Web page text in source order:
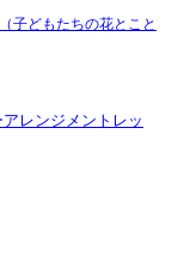
子どもたちの花とこと
レンジメントレッ